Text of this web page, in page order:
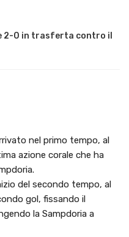
2-0 in trasferta contro il
nel primo tempo, al
azione corale che ha
del secondo tempo, al
gol, fissando il
la Sampdoria a